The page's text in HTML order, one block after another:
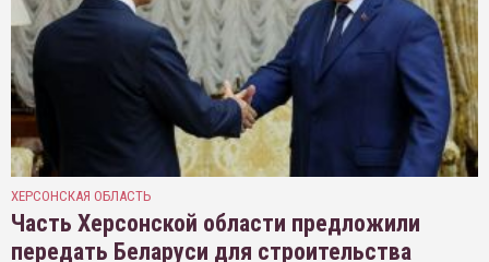
ХЕРСОНСКАЯ ОБЛАСТЬ
Часть Херсонской области предложили
передать Беларуси для строительства